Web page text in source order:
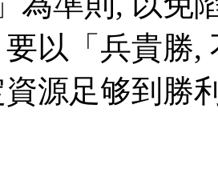
要以「兵貴勝
源足够到勝